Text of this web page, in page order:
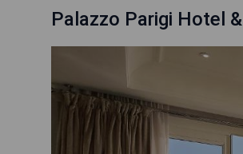
Palazzo Parigi Hotel